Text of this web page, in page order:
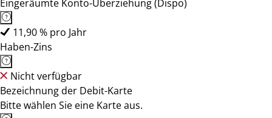
Eingeräumte Konto-Überziehung (Dispo)
11,90 % pro Jahr
Haben-Zins
Nicht verfügbar
Bezeichnung der Debit-Karte
Bitte wählen Sie eine Karte aus.